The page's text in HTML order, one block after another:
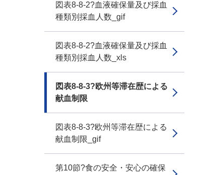
図表8-8-2?血液確保量及び採血
種類別採血人数_gif
図表8-8-2?血液確保量及び採血
種類別採血人数_xls
図表8-8-3?欧州等滞在歴による
献血制限
図表8-8-3?欧州等滞在歴による
献血制限_gif
第10節?食の安全・安心の確保